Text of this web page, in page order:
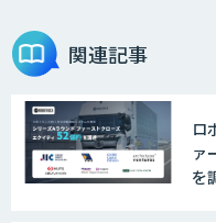
関連記事
ロ
ァ
を